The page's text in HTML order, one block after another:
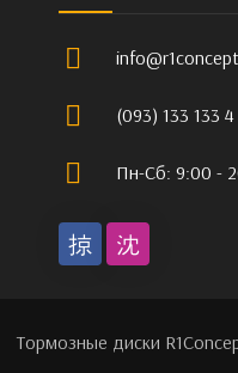
(093) 133 133 4
Пн-Сб: 9:00 -
Тормозные диски